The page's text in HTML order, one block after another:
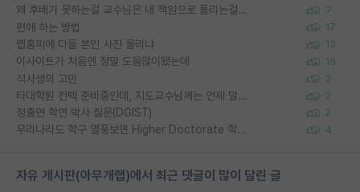
왜 후배가 못하는걸 교수님은 내 책임으로 돌리는걸까요? 7
편애 하는 방법 17
랩홈피에 다들 본인 사진 올리냐 13
이사이트가 처음엔 정말 도움많이됐는데 16
석사생의 고민 2
타대학원 컨텍 준비중인데, 지도교수님께는 언제 말씀드려야 할까요? 2
정출연 학연 박사 질문(DGIST) 2
우리나라도 학구 열풍보면 Higher Doctorate 학위가 필요하다고 봅니다. 4
자유 게시판(아무개랩)에서 최근 댓글이 많이 달린 글